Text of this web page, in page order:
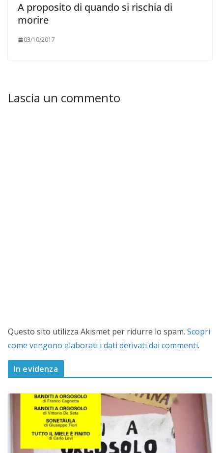
A proposito di quando si rischia di
morire
03/10/2017
Lascia un commento
Questo sito utilizza Akismet per ridurre lo spam. Scopri
come vengono elaborati i dati derivati dai commenti.
In evidenza